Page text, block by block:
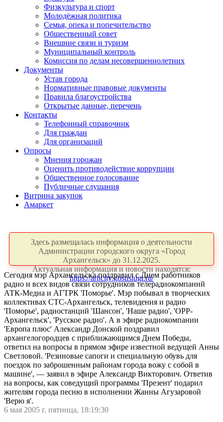
Физкультура и спорт
Молодёжная политика
Семья, опека и попечительство
Общественный совет
Внешние связи и туризм
Муниципальный контроль
Комиссия по делам несовершеннолетних
Документы
Устав города
Нормативные правовые документы
Правила благоустройства
Открытые данные, перечень
Контакты
Телефонный справочник
Для граждан
Для организаций
Опросы
Мнения горожан
Оценить противодействие коррупции
Общественное голосование
Публичные слушания
Витрина закупок
Амаркет
Здесь размещалась информация о деятельности
Администрации городского округа «Город
Архангельск» до 31.12.2025.
Актуальная информация и новости находятся:
https://arhcity.gosuslugi.ru/
Сегодня мэр Архангельска поздравил с Днем работников
радио и всех видов связи сотрудников телерадиокомпаний
АТК-Медиа и АГТРК 'Поморье'. Мэр побывал в творческих
коллективах СТС-Архангельск, телевидения и радио
'Поморье', радиостанций 'Шансон', 'Наше радио', 'ОРР-
Архангельск', 'Русское радио'. А в эфире радиокомпании
'Европа плюс' Александр Донской поздравил
архангелогородцев с приближающимся Днем Победы,
ответил на вопросы в прямом эфире известной ведущей Анны
Светловой. 'Резиновые сапоги и специальную обувь для
поездок по заброшенным районам города вожу с собой в
машине', — заявил в эфире Александр Викторович. Ответив
на вопросы, как соведущий программы 'Презент' подарил
жителям города песню в исполнении Жанны Агузаровой
'Верю я'.
6 мая 2005 г. пятница, 18:19:30